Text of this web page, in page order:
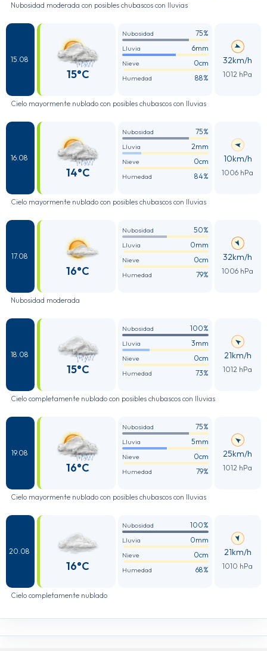
Nubosidad moderada con posibles chubascos con lluvias
15.08
15°C
Nubosidad 75%
Lluvia 6mm
Nieve 0cm
Humedad 88%
32km/h
1012 hPa
Cielo mayormente nublado con posibles chubascos con lluvias
16.08
14°C
Nubosidad 75%
Lluvia 2mm
Nieve 0cm
Humedad 84%
10km/h
1006 hPa
Cielo mayormente nublado con posibles chubascos con lluvias
17.08
16°C
Nubosidad 50%
Lluvia 0mm
Nieve 0cm
Humedad 79%
32km/h
1006 hPa
Nubosidad moderada
18.08
15°C
Nubosidad 100%
Lluvia 3mm
Nieve 0cm
Humedad 73%
21km/h
1012 hPa
Cielo completamente nublado con posibles chubascos con lluvias
19.08
16°C
Nubosidad 75%
Lluvia 5mm
Nieve 0cm
Humedad 79%
25km/h
1012 hPa
Cielo mayormente nublado con posibles chubascos con lluvias
20.08
16°C
Nubosidad 100%
Lluvia 0mm
Nieve 0cm
Humedad 68%
21km/h
1010 hPa
Cielo completamente nublado